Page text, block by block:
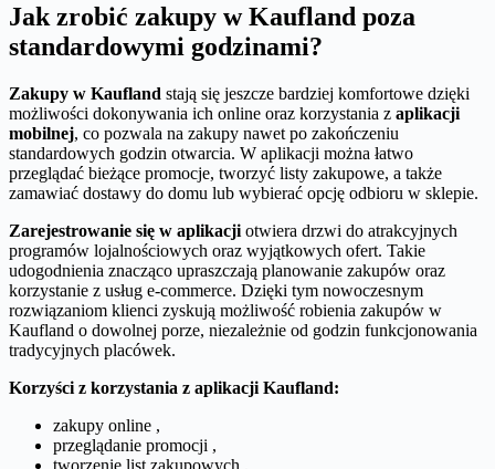
Jak zrobić zakupy w Kaufland poza
standardowymi godzinami?
Zakupy w Kaufland stają się jeszcze bardziej komfortowe dzięki
możliwości dokonywania ich online oraz korzystania z aplikacji
mobilnej, co pozwala na zakupy nawet po zakończeniu
standardowych godzin otwarcia. W aplikacji można łatwo
przeglądać bieżące promocje, tworzyć listy zakupowe, a także
zamawiać dostawy do domu lub wybierać opcję odbioru w sklepie.
Zarejestrowanie się w aplikacji otwiera drzwi do atrakcyjnych
programów lojalnościowych oraz wyjątkowych ofert. Takie
udogodnienia znacząco upraszczają planowanie zakupów oraz
korzystanie z usług e-commerce. Dzięki tym nowoczesnym
rozwiązaniom klienci zyskują możliwość robienia zakupów w
Kaufland o dowolnej porze, niezależnie od godzin funkcjonowania
tradycyjnych placówek.
Korzyści z korzystania z aplikacji Kaufland:
zakupy online ,
przeglądanie promocji ,
tworzenie list zakupowych ,